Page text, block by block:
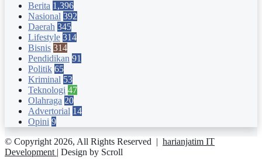
Berita 1,396
Nasional 392
Daerah 345
Lifestyle 314
Bisnis 314
Pendidikan 91
Politik 65
Kriminal 53
Teknologi 47
Olahraga 20
Advertorial 14
Opini 9
© Copyright 2026, All Rights Reserved | harianjatim IT
Development | Design by Scroll